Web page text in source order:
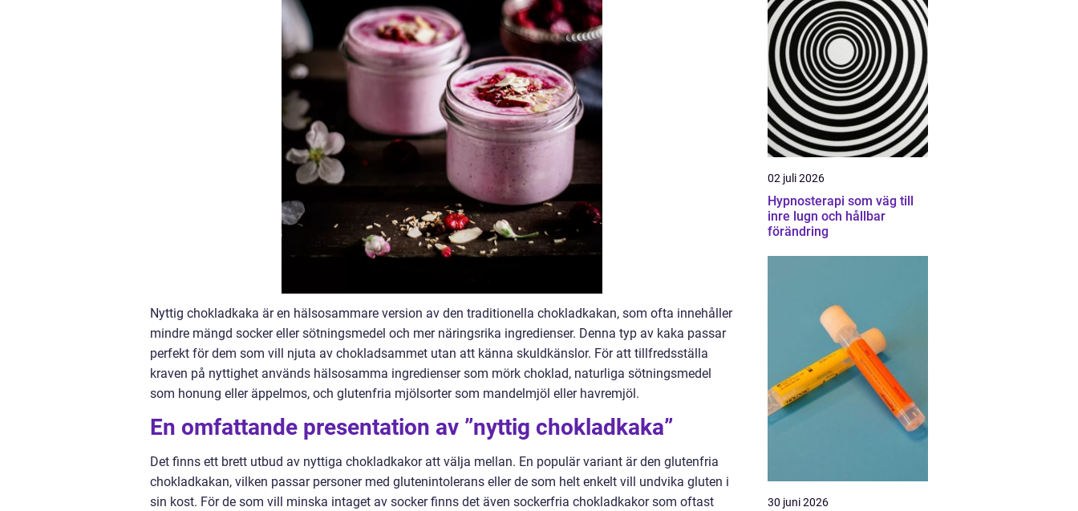
Nyttig chokladkaka är en hälsosammare version av den traditionella chokladkakan, som ofta innehåller
mindre mängd socker eller sötningsmedel och mer näringsrika ingredienser. Denna typ av kaka passar
perfekt för dem som vill njuta av chokladsammet utan att känna skuldkänslor. För att tillfredsställa
kraven på nyttighet används hälsosamma ingredienser som mörk choklad, naturliga sötningsmedel
som honung eller äppelmos, och glutenfria mjölsorter som mandelmjöl eller havremjöl.
En omfattande presentation av ”nyttig chokladkaka”
Det finns ett brett utbud av nyttiga chokladkakor att välja mellan. En populär variant är den glutenfria
chokladkakan, vilken passar personer med glutenintolerans eller de som helt enkelt vill undvika gluten i
sin kost. För de som vill minska intaget av socker finns det även sockerfria chokladkakor som oftast
02 juli 2026
Hypnosterapi som väg till
inre lugn och hållbar
förändring
30 juni 2026